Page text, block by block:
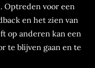
Optreden voor een
en het zien van
op anderen kan een
te blijven gaan en te